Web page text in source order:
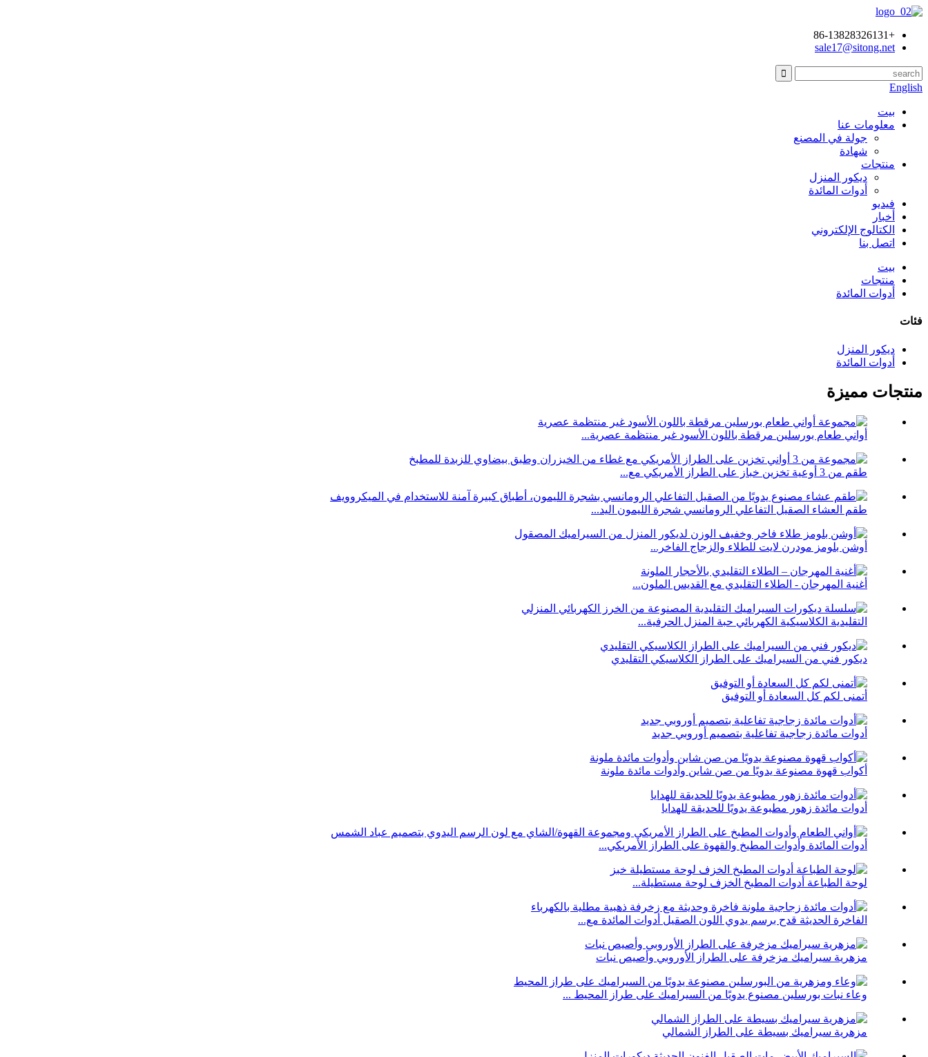
+86-13828326131
sale17@sitong.net
English
بيت
معلومات عنا
جولة في المصنع
شهادة
منتجات
ديكور المنزل
أدوات المائدة
فيديو
أخبار
الكتالوج الإلكتروني
اتصل بنا
بيت
منتجات
أدوات المائدة
فئات
ديكور المنزل
أدوات المائدة
منتجات مميزة
أواني طعام بورسلين مرقطة باللون الأسود غير منتظمة عصرية...
طقم من 3 أوعية تخزين خباز على الطراز الأمريكي مع...
طقم العشاء الصقيل التفاعلي الرومانسي شجرة الليمون اليد...
أوشن بلومز مودرن لايت للطلاء والزجاج الفاخر...
أغنية المهرجان - الطلاء التقليدي مع القديس الملون...
التقليدية الكلاسيكية الكهربائي حبة المنزل الحرفية...
ديكور فني من السيراميك على الطراز الكلاسيكي التقليدي
أتمنى لكم كل السعادة أو التوفيق
أدوات مائدة زجاجية تفاعلية بتصميم أوروبي جديد
أكواب قهوة مصنوعة يدويًا من صن شاين وأدوات مائدة ملونة
أدوات مائدة زهور مطبوعة يدويًا للحديقة للهدايا
أدوات المائدة وأدوات المطبخ والقهوة على الطراز الأمريكي...
لوحة الطباعة أدوات المطبخ الخزف لوحة مستطيلة...
الفاخرة الحديثة قدح برسم يدوي اللون الصقيل أدوات المائدة مع...
مزهرية سيراميك مزخرفة على الطراز الأوروبي وأصيص نبات
وعاء نبات بورسلين مصنوع يدويًا من السيراميك على طراز المحيط ...
مزهرية سيراميك بسيطة على الطراز الشمالي